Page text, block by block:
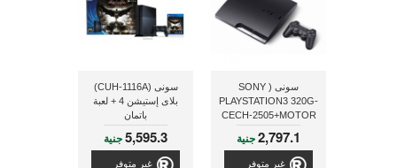
سونى ( SONY
PLAYSTATION3 320G-
CECH-2505+MOTOR
STORM APOCALYPES
) بلاى ستيشن3
2,797.1جنية
غير متوفر
سونى (CUH-1116A)
بلاى إستيشن 4 + لعبة
باتمان
5,595.3جنية
غير متوفر